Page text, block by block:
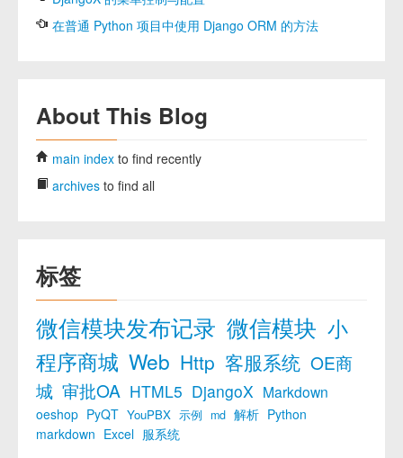
在普通 Python 项目中使用 Django ORM 的方法
About This Blog
main index to find recently
archives to find all
标签
微信模块发布记录 微信模块 小
程序商城 Web Http 客服系统 OE商
城 审批OA HTML5 DjangoX Markdown
oeshop PyQT YouPBX 示例 md 解析 Python
markdown Excel 服系统